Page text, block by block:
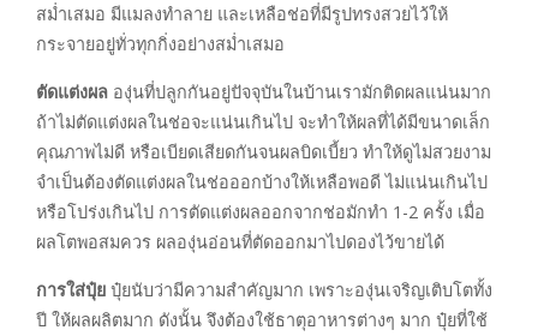
สม่ำเสมอ มีแมลงทำลาย และเหลือช่อที่มีรูปทรงสวยไว้ให้
กระจายอยู่ทั่วทุกกิ่งอย่างสม่ำเสมอ
ตัดแต่งผล องุ่นที่ปลูกกันอยู่ปัจจุบันในบ้านเรามักติดผลแน่นมาก
ถ้าไม่ตัดแต่งผลในช่อจะแน่นเกินไป จะทำให้ผลที่ได้มีขนาดเล็ก
คุณภาพไม่ดี หรือเบียดเสียดกันจนผลบิดเบี้ยว ทำให้ดูไม่สวยงาม
จำเป็นต้องตัดแต่งผลในช่อออกบ้างให้เหลือพอดี ไม่แน่นเกินไป
หรือโปร่งเกินไป การตัดแต่งผลออกจากช่อมักทำ 1-2 ครั้ง เมื่อ
ผลโตพอสมควร ผลองุ่นอ่อนที่ตัดออกมาไปดองไว้ขายได้
การใส่ปุ๋ย ปุ๋ยนับว่ามีความสำคัญมาก เพราะองุ่นเจริญเติบโตทั้ง
ปี ให้ผลผลิตมาก ดังนั้น จึงต้องใช้ธาตุอาหารต่างๆ มาก ปุ๋ยที่ใช้